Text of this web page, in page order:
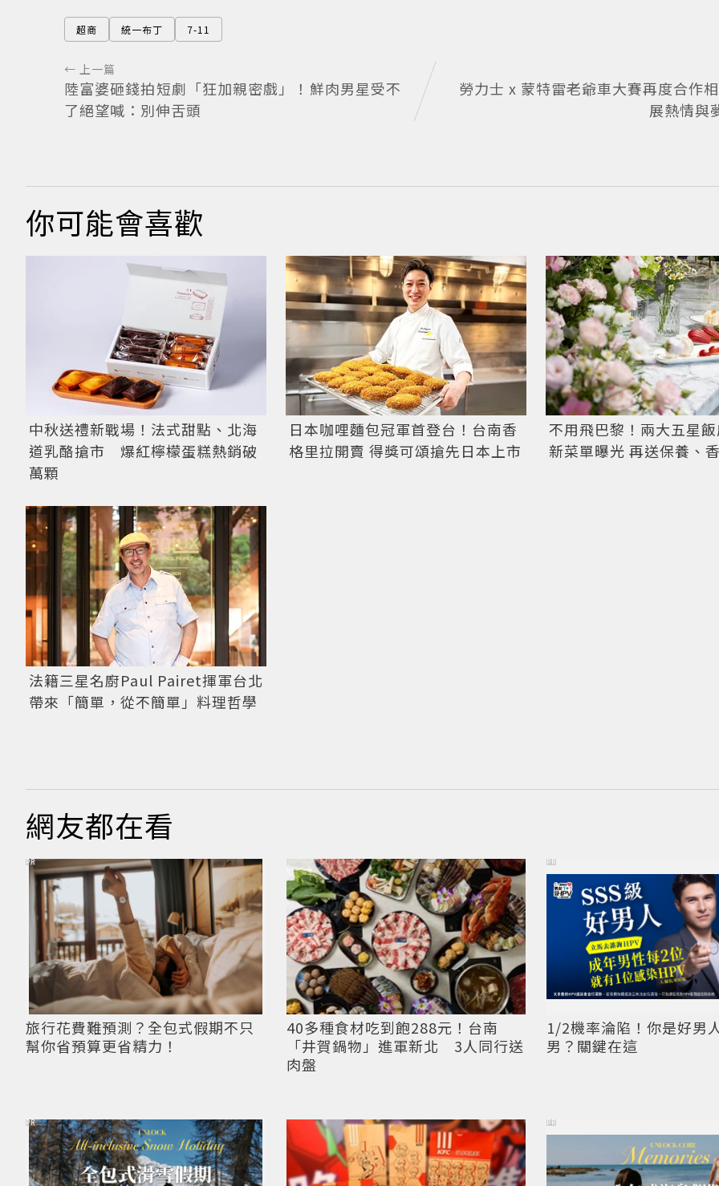
超商 統一布丁 7-11
← 上一篇
陸富婆砸錢拍短劇「狂加親密戲」！鮮肉男星受不
了絕望喊：別伸舌頭
勞力士 x 蒙特雷老爺車大賽再度合作
展熱情與
你可能會喜歡
中秋送禮新戰場！法式甜點、北海
道乳酪搶市 爆紅檸檬蛋糕熱銷破
萬顆
日本咖哩麵包冠軍首登台！台南香
格里拉開賣 得獎可頌搶先日本上市
不用飛巴黎！兩大五星
新菜單曝光 再送保養、
法籍三星名廚Paul Pairet揮軍台北
帶來「簡單，從不簡單」料理哲學
網友都在看
旅行花費難預測？全包式假期不只
幫你省預算更省精力！
PR
40多種食材吃到飽288元！台南
「井賀鍋物」進軍新北 3人同行送
肉盤
1/2機率淪陷！你是好男
男？關鍵在這
PR
PR PR